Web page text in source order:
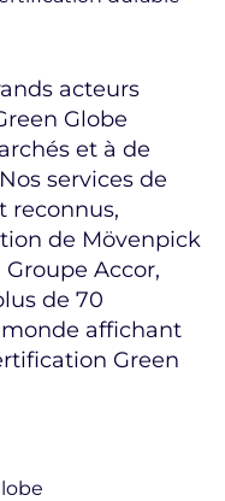
acteurs
Globe
et à de
services de
reconnus,
de Mövenpick
Accor,
de 70
affichant
Green